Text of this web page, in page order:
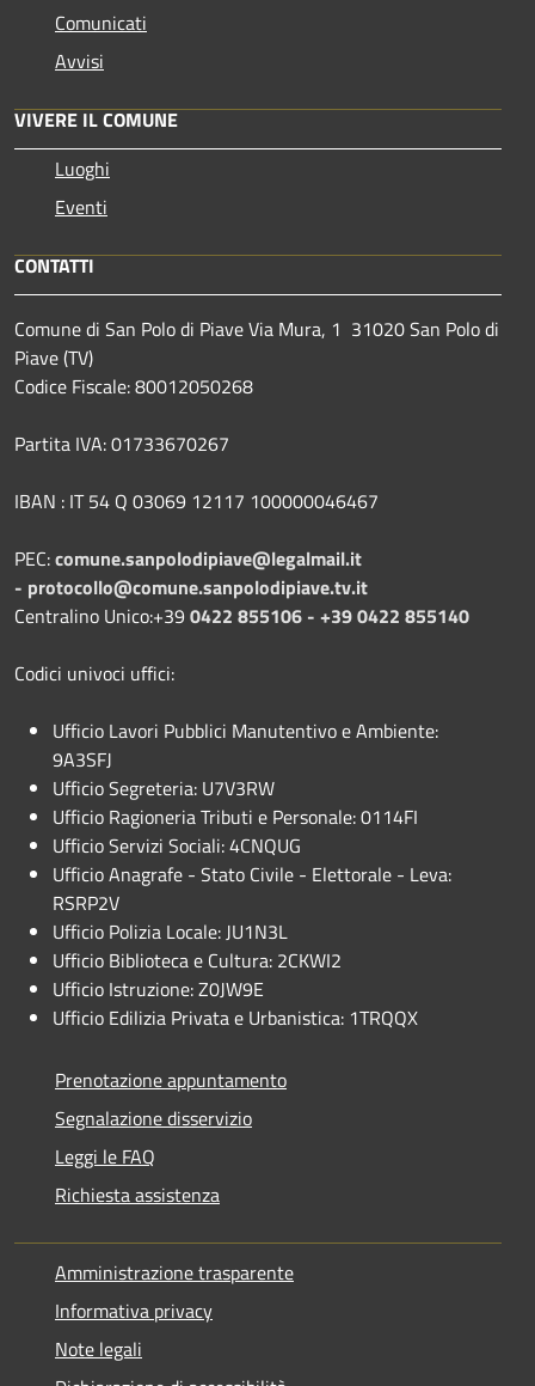
Comunicati
Avvisi
VIVERE IL COMUNE
Luoghi
Eventi
CONTATTI
Comune di San Polo di Piave Via Mura, 1 31020 San Polo di
Piave (TV)
Codice Fiscale: 80012050268
Partita IVA: 01733670267
IBAN : IT 54 Q 03069 12117 100000046467
PEC:comune.sanpolodipiave@legalmail.it
- protocollo@comune.sanpolodipiave.tv.it
Centralino Unico:+39 0422 855106 - +39 0422 855140
Codici univoci uffici:
Ufficio Lavori Pubblici Manutentivo e Ambiente:
9A3SFJ
Ufficio Segreteria: U7V3RW
Ufficio Ragioneria Tributi e Personale: 0114FI
Ufficio Servizi Sociali: 4CNQUG
Ufficio Anagrafe - Stato Civile - Elettorale - Leva:
RSRP2V
Ufficio Polizia Locale: JU1N3L
Ufficio Biblioteca e Cultura: 2CKWI2
Ufficio Istruzione: Z0JW9E
Ufficio Edilizia Privata e Urbanistica: 1TRQQX
Prenotazione appuntamento
Segnalazione disservizio
Leggi le FAQ
Richiesta assistenza
Amministrazione trasparente
Informativa privacy
Note legali